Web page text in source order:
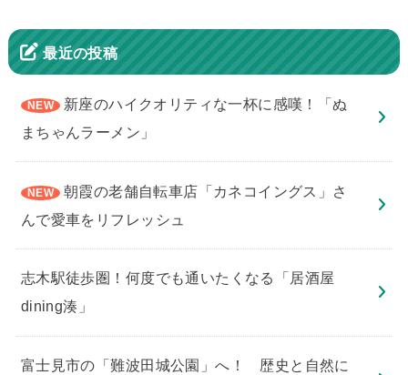
最近の投稿
新座のハイクオリティな一杯に感嘆！「ぬ
まちゃんラーメン」
朝霞の老舗自転車店「カネコイングス」さ
んで愛車をリフレッシュ
志木駅徒歩圏！何度でも通いたくなる「居酒屋
dining湊」
​富士見市の「難波田城公園」へ！ 歴史と自然に